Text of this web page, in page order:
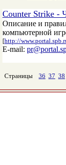
Counter Strike -
Описание и
компьютерной
[http://
E-mail:
Страницы 36 37 38